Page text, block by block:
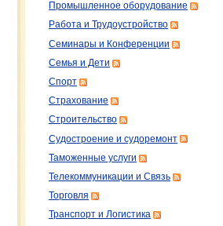
Промышленное оборудование
Работа и Трудоустройство
Семинары и Конференции
Семья и Дети
Спорт
Страхование
Строительство
Судостроение и судоремонт
Таможенные услуги
Телекоммуникации и Связь
Торговля
Транспорт и Логистика